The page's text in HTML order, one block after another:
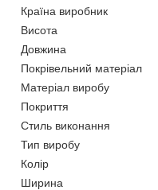
Країна виробник
Висота
Довжина
Покрівельний матеріал
Матеріал виробу
Покриття
Стиль виконання
Тип виробу
Колір
Ширина